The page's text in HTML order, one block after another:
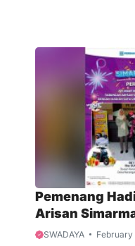
Pemenang
Arisan
SWADAYA February